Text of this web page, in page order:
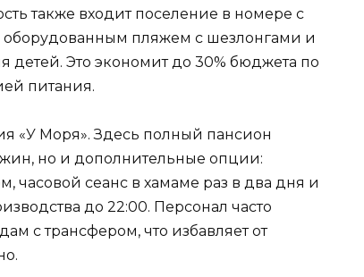
также входит поселение в номере с
пляжем с шезлонгами и
Это экономит до 30% бюджета по
питания.
«У Моря». Здесь полный пансион
но и дополнительные опции:
часовой сеанс в хамаме раз в два дня и
до 22:00. Персонал часто
с трансфером, что избавляет от